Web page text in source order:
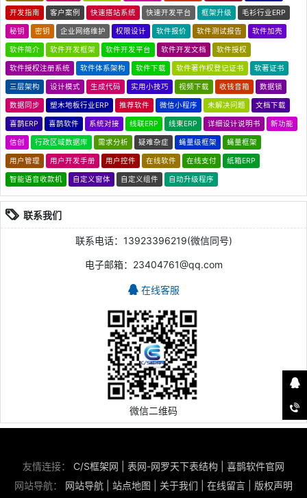
开发指南 客户案例 快速搭站系统 快速开发平台 框架升级 毛衫行业ERP
秘钥 密钥 企业网络维护 权限设计 软件报价 软件测试报告 软件加壳
软件简介 软件开发框架 软件开发平台 软件开发文档 软件授权
软件授权注册系统 软件体系架构 软件下载 软件著作权登记证书 软著证书
三层架构 设计模式 生成代码 实用小技巧 视频下载 收钱音箱 数据锁
数据同步 塑木地板行业ERP 推荐软件 微信小程序 未解决问题 文档下载
喜鹊ERP 喜鹊软件 系统对接 线联ERP 线束ERP 详细设计说明书 新功能
信创 行政区域数据库 需求分析 疑难杂症 蝇量级框架 蝇量框架
用户管理 用户开发手册 用户控件 在线软件 在线支付 纸箱ERP
智能语音收款机 自定义窗体 自定义组件 自动升级程序
联系我们
联系电话：13923396219(微信同号)
电子邮箱：23404761@qq.com
在线客服
微信二维码
友情连接： C/S框架网 表网-网罗天下表结构
喜鹊软件官网
网站导航： 网站导航 站点地图 关于我们 在线留言 版权声明